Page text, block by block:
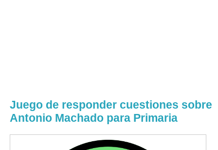
Juego de responder cuestiones sobre
Antonio Machado para Primaria